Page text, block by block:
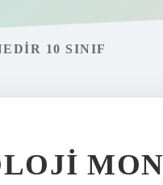
10 SINIF